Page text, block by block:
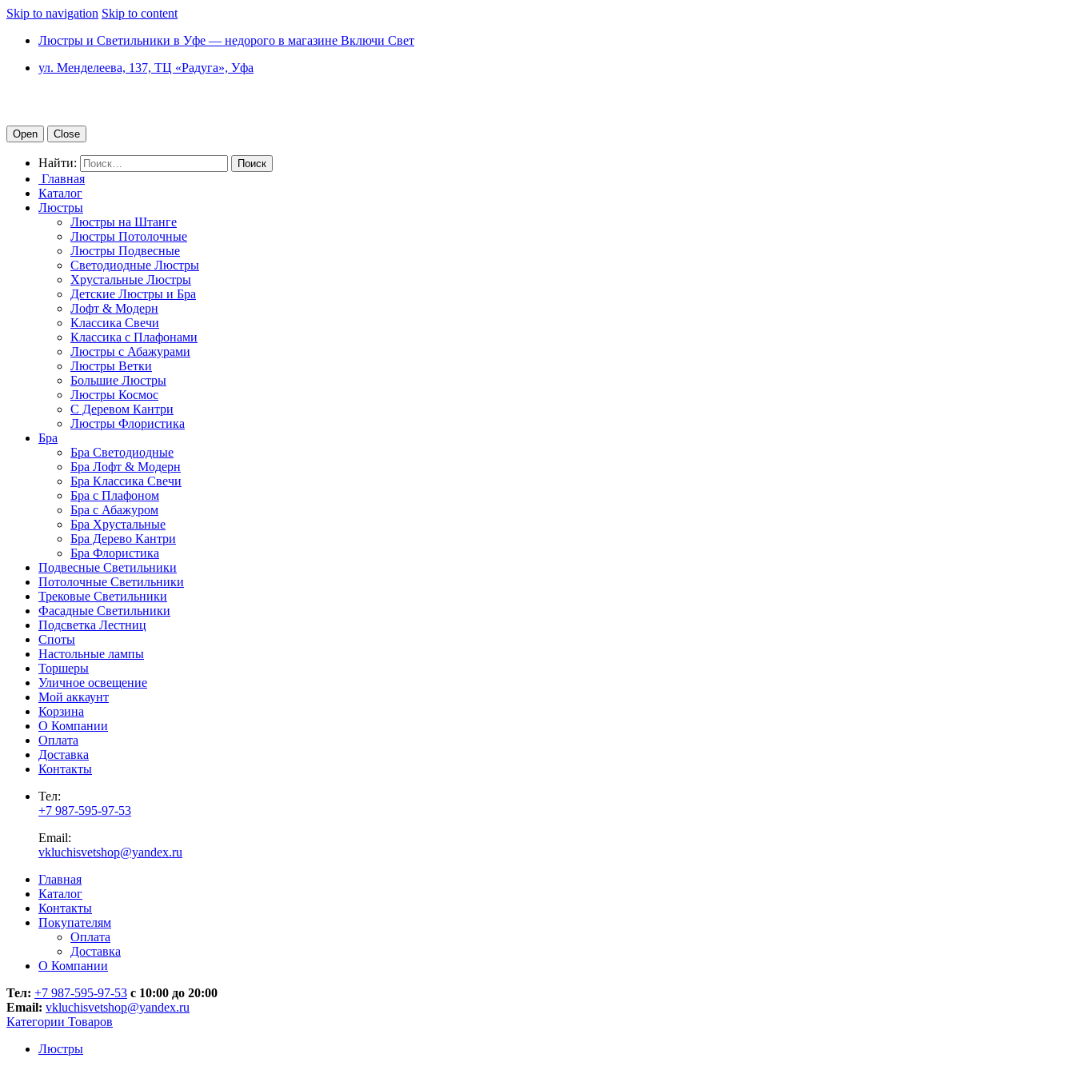
Skip to navigation Skip to content
Люстры и Светильники в Уфе — недорого в магазине Включи Свет
ул. Менделеева, 137, ТЦ «Радуга», Уфа
Open Close
Найти:
Главная
Каталог
Люстры
Люстры на Штанге
Люстры Потолочные
Люстры Подвесные
Светодиодные Люстры
Хрустальные Люстры
Детские Люстры и Бра
Лофт & Модерн
Классика Свечи
Классика с Плафонами
Люстры с Абажурами
Люстры Ветки
Большие Люстры
Люстры Космос
С Деревом Кантри
Люстры Флористика
Бра
Бра Светодиодные
Бра Лофт & Модерн
Бра Классика Свечи
Бра с Плафоном
Бра с Абажуром
Бра Хрустальные
Бра Дерево Кантри
Бра Флористика
Подвесные Светильники
Потолочные Светильники
Трековые Светильники
Фасадные Светильники
Подсветка Лестниц
Споты
Настольные лампы
Торшеры
Уличное освещение
Мой аккаунт
Корзина
О Компании
Оплата
Доставка
Контакты
Тел:
+7 987-595-97-53
Email:
vkluchisvetshop@yandex.ru
Главная
Каталог
Контакты
Покупателям
Оплата
Доставка
О Компании
Тел: +7 987-595-97-53 с 10:00 до 20:00
Email: vkluchisvetshop@yandex.ru
Категории Товаров
Люстры